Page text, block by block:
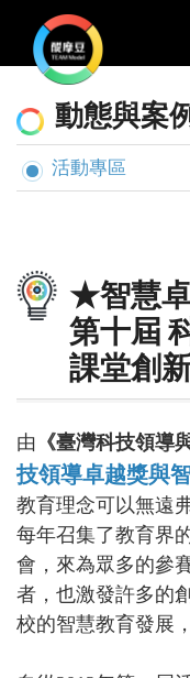
態
與
案
動態與案
活動專區
★智慧
第十屆
課堂創
由 《臺灣科技領導
技領導卓越獎與
教育理念可以無遠
每年召集了教育界
會，來為眾多的參
者，也激發許多的
校的智慧教育發展